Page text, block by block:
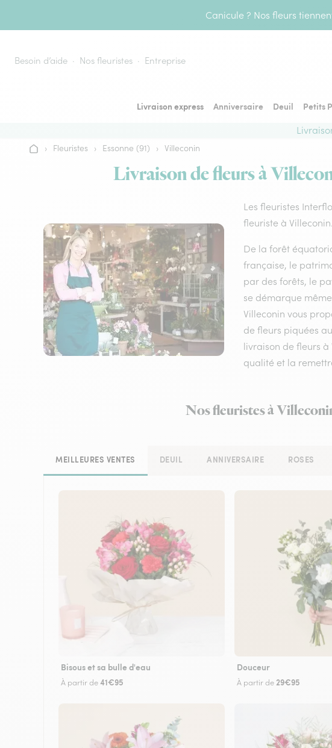
Canicule ? Nos fleurs
Besoin d’aide Nos fleuristes Entreprise
Livraison express Anniversaire Deuil Petits
Accueil
› Fleuristes › Essonne (91) › Villeconin
Livraison de fleurs à
Les fleuristes
fleuriste à
De la forêt
française, le
par des forêts, le
se démarque
Villeconin vous
de fleurs piquées
livraison de fleurs à
qualité et la
Nos fleuristes à
MEILLEURES VENTES DEUIL ANNIVERSAIRE ROSES
Bisous et sa bulle d'eau
À partir de41€95
Douceur
À partir de 29€95